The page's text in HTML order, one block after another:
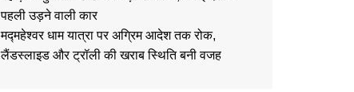
पहली उड़ने वाली कार
मद्महेश्वर धाम यात्रा पर अग्रिम आदेश तक रोक,
लैंडस्लाइड और ट्रॉली की खराब स्थिति बनी वजह